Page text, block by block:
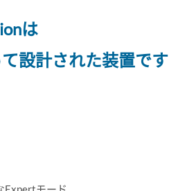
は
設計された装置です